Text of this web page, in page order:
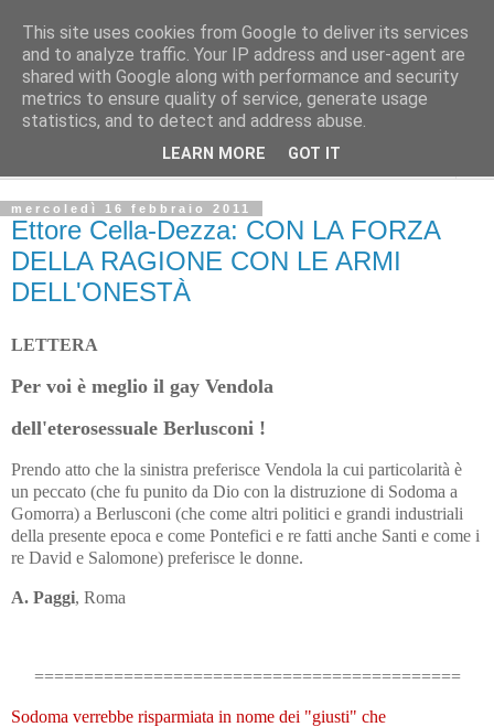
L'Avvenire dei lavoratori
Cultura
mercoledì 16 febbraio 2011
Ettore Cella-Dezza: CON LA FORZA
DELLA RAGIONE CON LE ARMI
DELL'ONESTÀ
LETTERA
Per voi è meglio il gay Vendola
dell'eterosessuale Berlusconi !
Prendo atto che la sinistra preferisce Vendola la cui particolarità è
un peccato (che fu punito da Dio con la distruzione di Sodoma a
Gomorra) a Berlusconi (che come altri politici e grandi industriali
della presente epoca e come Pontefici e re fatti anche Santi e come i
re David e Salomone) preferisce le donne.
A. Paggi, Roma
===========================================
Sodoma verrebbe risparmiata in nome dei "giusti" che
This site uses cookies from Google to deliver its services
and to analyze traffic. Your IP address and user-agent are
shared with Google along with performance and security
metrics to ensure quality of service, generate usage
statistics, and to detect and address abuse.
LEARN MORE GOT IT